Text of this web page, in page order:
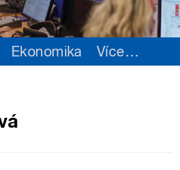
Ekonomika Více…